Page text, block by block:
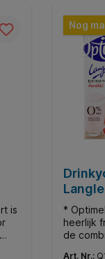
is
Nog
*
heerlijk
de
Art. Nr.: